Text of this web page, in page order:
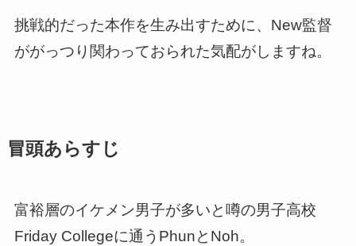
挑戦的だった本作を生み出すために、New監督
ががっつり関わっておられた気配がしますね。
冒頭あらすじ
富裕層のイケメン男子が多いと噂の男子高校
Friday Collegeに通うPhunとNoh。